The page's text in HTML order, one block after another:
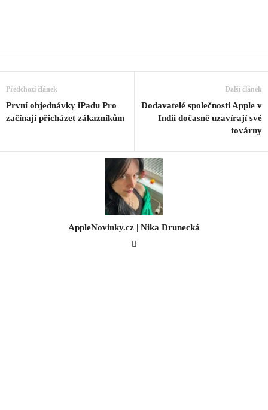
Předchozí článek
První objednávky iPadu Pro
začínají přicházet zákazníkům
Další článek
Dodavatelé společnosti Apple v
Indii dočasně uzavírají své
továrny
AppleNovinky.cz | Nika Drunecká